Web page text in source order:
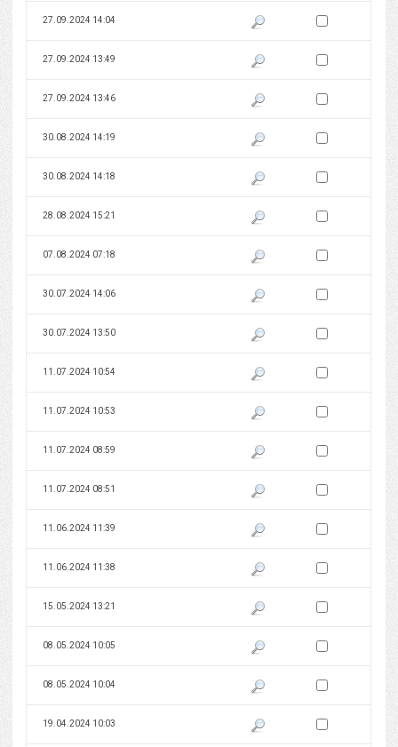
27.09.2024 14:04 Pokaż podgląd wersji z dnia
Zaznacz wersję do
27.09.2024 13:49 Pokaż podgląd wersji z dnia
Zaznacz wersję do
27.09.2024 13:46 Pokaż podgląd wersji z dnia
Zaznacz wersję do
30.08.2024 14:19 Pokaż podgląd wersji z dnia
Zaznacz wersję do
30.08.2024 14:18 Pokaż podgląd wersji z dnia
Zaznacz wersję do
28.08.2024 15:21 Pokaż podgląd wersji z dnia
Zaznacz wersję do
07.08.2024 07:18 Pokaż podgląd wersji z dnia
Zaznacz wersję do
30.07.2024 14:06 Pokaż podgląd wersji z dnia
Zaznacz wersję do
30.07.2024 13:50 Pokaż podgląd wersji z dnia
Zaznacz wersję do
11.07.2024 10:54 Pokaż podgląd wersji z dnia
Zaznacz wersję do
11.07.2024 10:53 Pokaż podgląd wersji z dnia
Zaznacz wersję do
11.07.2024 08:59 Pokaż podgląd wersji z dnia
Zaznacz wersję do
11.07.2024 08:51 Pokaż podgląd wersji z dnia
Zaznacz wersję do
11.06.2024 11:39 Pokaż podgląd wersji z dnia
Zaznacz wersję do
11.06.2024 11:38 Pokaż podgląd wersji z dnia
Zaznacz wersję do
15.05.2024 13:21 Pokaż podgląd wersji z dnia
Zaznacz wersję do
08.05.2024 10:05 Pokaż podgląd wersji z dnia
Zaznacz wersję do
08.05.2024 10:04 Pokaż podgląd wersji z dnia
Zaznacz wersję do
19.04.2024 10:03 Pokaż podgląd wersji z dnia
Zaznacz wersję do